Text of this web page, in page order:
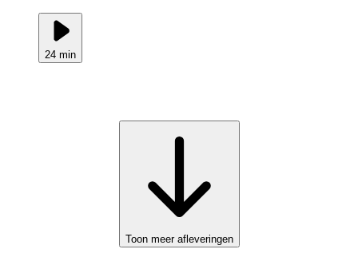
24 min
Toon meer afleveringen